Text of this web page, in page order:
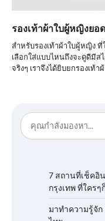
รองเท้าผ้าใบผู้หญิงยอ
สำหรับรองเท้าผ้าใบผู้หญิง
เลือกใส่แบบไหนถึงจะดูดีมีส
จริงๆ เราจึงได้ยิบยกรองเ
7 สถานที่เช็คอิ
กรุงเทพ ที่ใครๆ
มาทำความรู้จั